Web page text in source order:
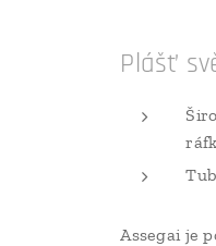
Plášť
Assegai je